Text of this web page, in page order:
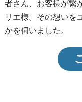
者さん、お客様が繋
リエ様。その想いを
かを伺いました。